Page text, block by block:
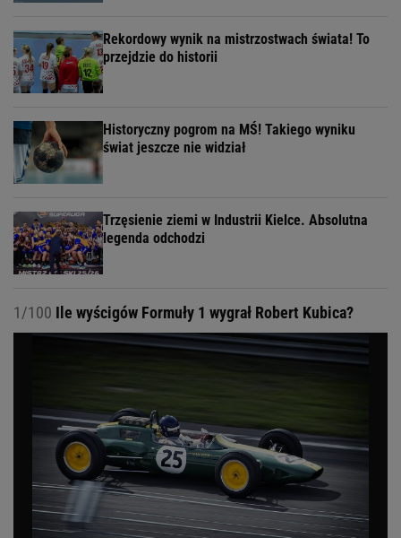
Rekordowy wynik na mistrzostwach świata! To
przejdzie do historii
Historyczny pogrom na MŚ! Takiego wyniku
świat jeszcze nie widział
Trzęsienie ziemi w Industrii Kielce. Absolutna
legenda odchodzi
1/100 Ile wyścigów Formuły 1 wygrał Robert Kubica?